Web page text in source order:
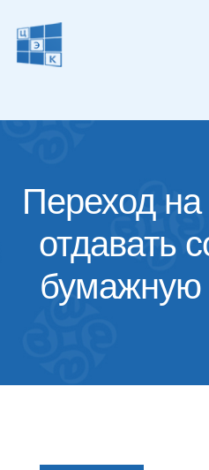
Переход
отдавать
бумажную